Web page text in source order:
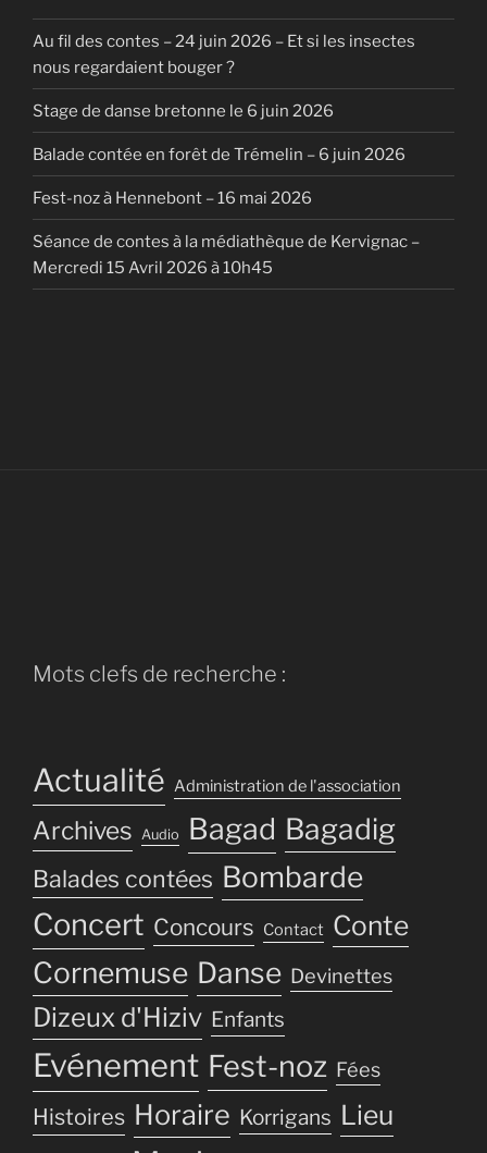
Au fil des contes – 24 juin 2026 – Et si les insectes
nous regardaient bouger ?
Stage de danse bretonne le 6 juin 2026
Balade contée en forêt de Trémelin – 6 juin 2026
Fest-noz à Hennebont – 16 mai 2026
Séance de contes à la médiathèque de Kervignac –
Mercredi 15 Avril 2026 à 10h45
Mots clefs de recherche :
Actualité Administration de l'association
Archives Audio Bagad Bagadig
Balades contées Bombarde
Concert Concours Contact Conte
Cornemuse Danse Devinettes
Dizeux d'Hiziv Enfants
Evénement Fest-noz Fées
Histoires Horaire Korrigans Lieu